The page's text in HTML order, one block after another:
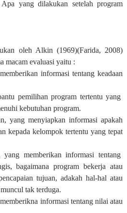
yang dilakukan setelah program
oleh Alkin (1969)(Farida, 2008)
macam evaluasi yaitu :
informasi tentang keadaan
pemilihan program tertentu yang
kebutuhan program.
yang menyiapkan informasi apakah
kepada kelompok tertentu yang tepat
yang memberikan informasi tentang
bagaimana program bekerja atau
tujuan, adakah hal-hal atau
tak terduga.
informasi tentang nilai atau